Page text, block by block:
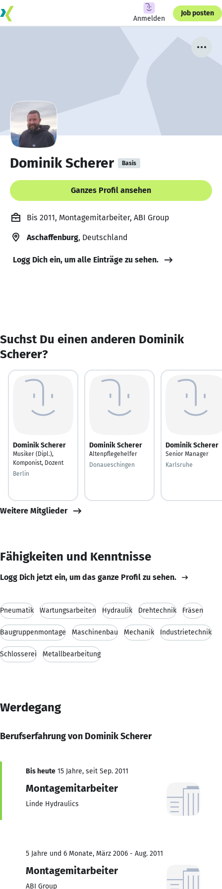
Anmelden
Job posten
Dominik Scherer Basis
Ganzes Profil ansehen
Bis 2011, Montagemitarbeiter, ABI Group
Aschaffenburg, Deutschland
Logg Dich ein, um alle Einträge zu sehen.
Suchst Du einen anderen Dominik
Scherer?
Dominik Scherer
Musiker (Dipl.),
Komponist, Dozent
Berlin
Dominik Scherer
Altenpflegehelfer
Donaueschingen
Dominik Scherer
Senior Manager
Karlsruhe
Weitere Mitglieder
Fähigkeiten und Kenntnisse
Logg Dich jetzt ein, um das ganze Profil zu sehen.
Pneumatik Wartungsarbeiten Hydraulik Drehtechnik Fräsen
Baugruppenmontage Maschinenbau Mechanik Industrietechnik
Schlosserei Metallbearbeitung
Werdegang
Berufserfahrung von Dominik Scherer
Bis heute 15 Jahre, seit Sep. 2011
Montagemitarbeiter
Linde Hydraulics
5 Jahre und 6 Monate, März 2006 - Aug. 2011
Montagemitarbeiter
ABI Group